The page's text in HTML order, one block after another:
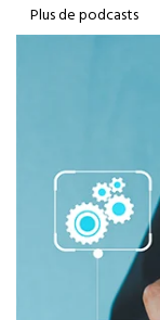
Plus de podcasts